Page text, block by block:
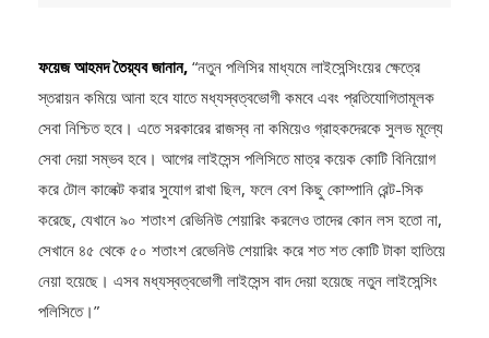
স্তরায়ন কমিয়ে আনা হবে যাতে মধ্যস্বত্বভোগী কমবে এবং প্রতিযোগিতামূলক
সেবা নিশ্চিত হবে। এতে সরকারের রাজস্ব না কমিয়েও গ্রাহকদেরকে সুলভ মূল্যে
সেবা দেয়া সম্ভব হবে। আগের লাইসেন্স পলিসিতে মাত্র কয়েক কোটি বিনিয়োগ
করে টোল কালেক্ট করার সুযোগ রাখা ছিল, ফলে বেশ কিছু কোম্পানি রেন্ট-সিক
করেছে, যেখানে ৯০ শতাংশ রেভিনিউ শেয়ারিং করলেও তাদের কোন লস হতো না,
সেখানে ৪৫ থেকে ৫০ শতাংশ রেভেনিউ শেয়ারিং করে শত শত কোটি টাকা হাতিয়ে
নেয়া হয়েছে। এসব মধ্যস্বত্বভোগী লাইসেন্স বাদ দেয়া হয়েছে নতুন লাইসেন্সিং
পলিসিতে।”